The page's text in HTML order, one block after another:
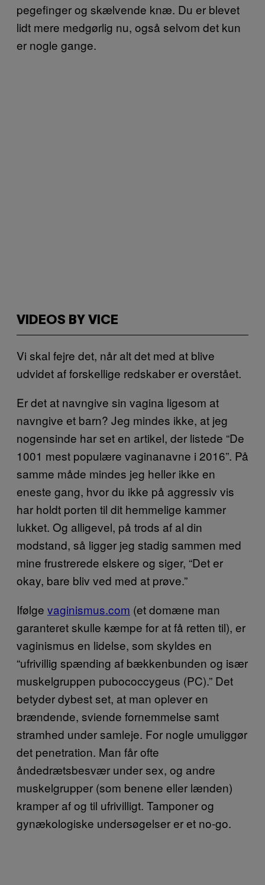
pegefinger og skælvende knæ. Du er blevet
lidt mere medgørlig nu, også selvom det kun
er nogle gange.
VIDEOS BY VICE
Vi skal fejre det, når alt det med at blive
udvidet af forskellige redskaber er overstået.
Er det at navngive sin vagina ligesom at
navngive et barn? Jeg mindes ikke, at jeg
nogensinde har set en artikel, der listede “De
1001 mest populære vaginanavne i 2016”. På
samme måde mindes jeg heller ikke en
eneste gang, hvor du ikke på aggressiv vis
har holdt porten til dit hemmelige kammer
lukket. Og alligevel, på trods af al din
modstand, så ligger jeg stadig sammen med
mine frustrerede elskere og siger, “Det er
okay, bare bliv ved med at prøve.”
Ifølge vaginismus.com (et domæne man
garanteret skulle kæmpe for at få retten til), er
vaginismus en lidelse, som skyldes en
“ufrivillig spænding af bækkenbunden og især
muskelgruppen pubococcygeus (PC).” Det
betyder dybest set, at man oplever en
brændende, sviende fornemmelse samt
stramhed under samleje. For nogle umuliggør
det penetration. Man får ofte
åndedrætsbesvær under sex, og andre
muskelgrupper (som benene eller lænden)
kramper af og til ufrivilligt. Tamponer og
gynækologiske undersøgelser er et no-go.